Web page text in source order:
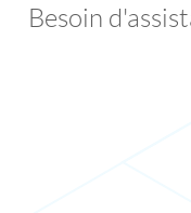
Besoin